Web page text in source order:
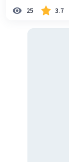
25 3.7